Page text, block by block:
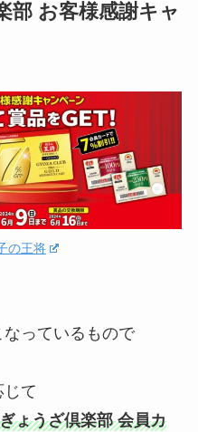
部 お客様感謝キャ
の王将
っているもので
て
ょうざ倶楽部 会員カ